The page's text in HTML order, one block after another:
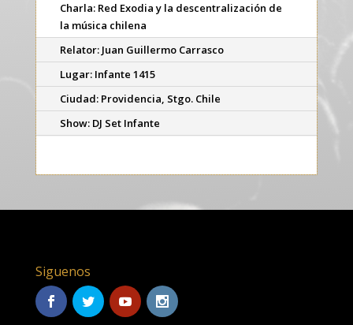
Charla: Red Exodia y la descentralización de
la música chilena
Relator: Juan Guillermo Carrasco
Lugar: Infante 1415
Ciudad: Providencia, Stgo. Chile
Show: DJ Set Infante
Siguenos